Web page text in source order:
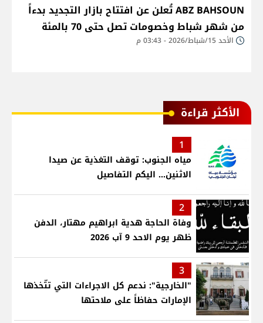
ABZ BAHSOUN تُعلن عن افتتاح بازار التجديد بدءاً
من شهر شباط وخصومات تصل حتى 70 بالمئة
الأحد 15/شباط/2026 - 03:43 م
الأكثر قراءة
1
مياه الجنوب: توقف التغذية عن صيدا
الاثنين... اليكم التفاصيل
2
وفاة الحاجة هدية ابراهيم مهتار، الدفن
ظهر يوم الاحد 9 آب 2026
3
"الخارجية": ندعم كل الاجراءات التي تتّخذها
الإمارات حفاظاً على ملاحتها